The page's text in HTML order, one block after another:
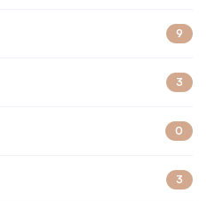
9
3
0
3